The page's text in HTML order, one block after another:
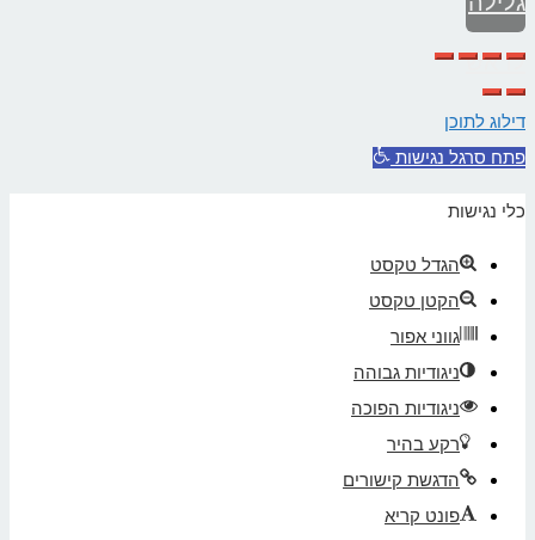
לראש
העמוד
דילוג לתוכן
פתח סרגל נגישות
כלי נגישות
הגדל טקסט
הקטן טקסט
גווני אפור
ניגודיות גבוהה
ניגודיות הפוכה
רקע בהיר
הדגשת קישורים
פונט קריא